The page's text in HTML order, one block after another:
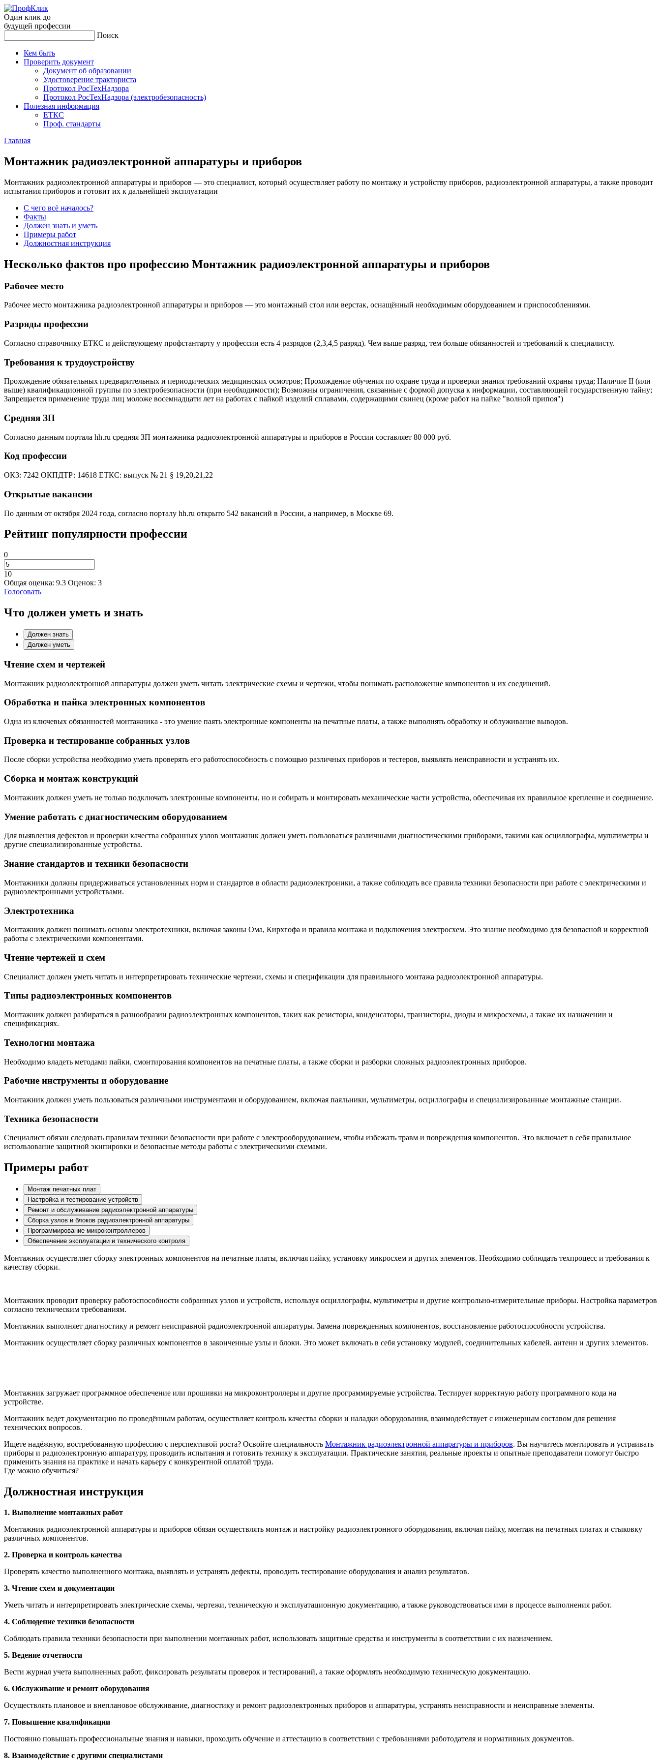
Один клик до
будущей профессии
Поиск
Кем быть
Проверить документ
Документ об образовании
Удостоверение тракториста
Протокол РосТехНадзора
Протокол РосТехНадзора (электробезопасность)
Полезная информация
ЕТКС
Проф. стандарты
Главная
Мон­тажник ра­ди­оэлек­трон­ной ап­па­рату­ры и при­боров
Монтажник радиоэлектронной аппаратуры и приборов — это специалист, который осуществляет работу по монтажу и устройству приборов, радиоэлектронной аппаратуры, а также проводит
испытания приборов и готовит их к дальнейшей эксплуатации
С чего всё началось?
Факты
Должен знать и уметь
Примеры работ
Должностная инструкция
Несколько фактов про профессию Монтажник радиоэлектронной аппаратуры и приборов
Рабочее место
Рабочее место монтажника радиоэлектронной аппаратуры и приборов — это монтажный стол или верстак, оснащённый необходимым оборудованием и приспособлениями.
Разряды профессии
Согласно справочнику ЕТКС и действующему профстантарту у профессии есть 4 разрядов (2,3,4,5 разряд). Чем выше разряд, тем больше обязанностей и требований к специалисту.
Требования к трудоустройству
Прохождение обязательных предварительных и периодических медицинских осмотров; Прохождение обучения по охране труда и проверки знания требований охраны труда; Наличие II (или
выше) квалификационной группы по электробезопасности (при необходимости); Возможны ограничения, связанные с формой допуска к информации, составляющей государственную тайну;
Запрещается применение труда лиц моложе восемнадцати лет на работах с пайкой изделий сплавами, содержащими свинец (кроме работ на пайке "волной припоя")
Средняя ЗП
Согласно данным портала hh.ru средняя ЗП монтажника радиоэлектронной аппаратуры и приборов в России составляет 80 000 руб.
Код профессии
ОКЗ: 7242 ОКПДТР: 14618 ЕТКС: выпуск № 21 § 19,20,21,22
Открытые вакансии
По данным от октября 2024 года, согласно порталу hh.ru открыто 542 вакансий в России, а например, в Москве 69.
Рейтинг популярности профессии
0
10
Общая оценка: 9.3 Оценок: 3
Голосовать
Что должен уметь и знать
Должен знать
Должен уметь
Чтение схем и чертежей
Монтажник радиоэлектронной аппаратуры должен уметь читать электрические схемы и чертежи, чтобы понимать расположение компонентов и их соединений.
Обработка и пайка электронных компонентов
Одна из ключевых обязанностей монтажника - это умение паять электронные компоненты на печатные платы, а также выполнять обработку и облуживание выводов.
Проверка и тестирование собранных узлов
После сборки устройства необходимо уметь проверять его работоспособность с помощью различных приборов и тестеров, выявлять неисправности и устранять их.
Сборка и монтаж конструкций
Монтажник должен уметь не только подключать электронные компоненты, но и собирать и монтировать механические части устройства, обеспечивая их правильное крепление и соединение.
Умение работать с диагностическим оборудованием
Для выявления дефектов и проверки качества собранных узлов монтажник должен уметь пользоваться различными диагностическими приборами, такими как осциллографы, мультиметры и
другие специализированные устройства.
Знание стандартов и техники безопасности
Монтажники должны придерживаться установленных норм и стандартов в области радиоэлектроники, а также соблюдать все правила техники безопасности при работе с электрическими и
радиоэлектронными устройствами.
Электротехника
Монтажник должен понимать основы электротехники, включая законы Ома, Кирхгофа и правила монтажа и подключения электросхем. Это знание необходимо для безопасной и корректной
работы с электрическими компонентами.
Чтение чертежей и схем
Специалист должен уметь читать и интерпретировать технические чертежи, схемы и спецификации для правильного монтажа радиоэлектронной аппаратуры.
Типы радиоэлектронных компонентов
Монтажник должен разбираться в разнообразии радиоэлектронных компонентов, таких как резисторы, конденсаторы, транзисторы, диоды и микросхемы, а также их назначении и
спецификациях.
Технологии монтажа
Необходимо владеть методами пайки, смонтирования компонентов на печатные платы, а также сборки и разборки сложных радиоэлектронных приборов.
Рабочие инструменты и оборудование
Монтажник должен уметь пользоваться различными инструментами и оборудованием, включая паяльники, мультиметры, осциллографы и специализированные монтажные станции.
Техника безопасности
Специалист обязан следовать правилам техники безопасности при работе с электрооборудованием, чтобы избежать травм и повреждения компонентов. Это включает в себя правильное
использование защитной экипировки и безопасные методы работы с электрическими схемами.
Примеры работ
Монтаж печатных плат
Настройка и тестирование устройств
Ремонт и обслуживание радиоэлектронной аппаратуры
Сборка узлов и блоков радиоэлектронной аппаратуры
Программирование микроконтроллеров
Обеспечение эксплуатации и технического контроля
Монтажник осуществляет сборку электронных компонентов на печатные платы, включая пайку, установку микросхем и других элементов. Необходимо соблюдать техпроцесс и требования к
качеству сборки.
Монтажник проводит проверку работоспособности собранных узлов и устройств, используя осциллографы, мультиметры и другие контрольно-измерительные приборы. Настройка параметров
согласно техническим требованиям.
Монтажник выполняет диагностику и ремонт неисправной радиоэлектронной аппаратуры. Замена поврежденных компонентов, восстановление работоспособности устройства.
Монтажник осуществляет сборку различных компонентов в законченные узлы и блоки. Это может включать в себя установку модулей, соединительных кабелей, антенн и других элементов.
Монтажник загружает программное обеспечение или прошивки на микроконтроллеры и другие программируемые устройства. Тестирует корректную работу программного кода на
устройстве.
Монтажник ведет документацию по проведённым работам, осуществляет контроль качества сборки и наладки оборудования, взаимодействует с инженерным составом для решения
технических вопросов.
Ищете надёжную, востребованную профессию с перспективой роста? Освойте специальность Монтажник радиоэлектронной аппаратуры и приборов. Вы научитесь монтировать и устраивать
приборы и радиоэлектронную аппаратуру, проводить испытания и готовить технику к эксплуатации. Практические занятия, реальные проекты и опытные преподаватели помогут быстро
применить знания на практике и начать карьеру с конкурентной оплатой труда.
Где можно обучиться?
Должностная инструкция
1. Выполнение монтажных работ
Монтажник радиоэлектронной аппаратуры и приборов обязан осуществлять монтаж и настройку радиоэлектронного оборудования, включая пайку, монтаж на печатных платах и стыковку
различных компонентов.
2. Проверка и контроль качества
Проверять качество выполненного монтажа, выявлять и устранять дефекты, проводить тестирование оборудования и анализ результатов.
3. Чтение схем и документации
Уметь читать и интерпретировать электрические схемы, чертежи, техническую и эксплуатационную документацию, а также руководствоваться ими в процессе выполнения работ.
4. Соблюдение техники безопасности
Соблюдать правила техники безопасности при выполнении монтажных работ, использовать защитные средства и инструменты в соответствии с их назначением.
5. Ведение отчетности
Вести журнал учета выполненных работ, фиксировать результаты проверок и тестирований, а также оформлять необходимую техническую документацию.
6. Обслуживание и ремонт оборудования
Осуществлять плановое и внеплановое обслуживание, диагностику и ремонт радиоэлектронных приборов и аппаратуры, устранять неисправности и неисправные элементы.
7. Повышение квалификации
Постоянно повышать профессиональные знания и навыки, проходить обучение и аттестацию в соответствии с требованиями работодателя и нормативных документов.
8. Взаимодействие с другими специалистами